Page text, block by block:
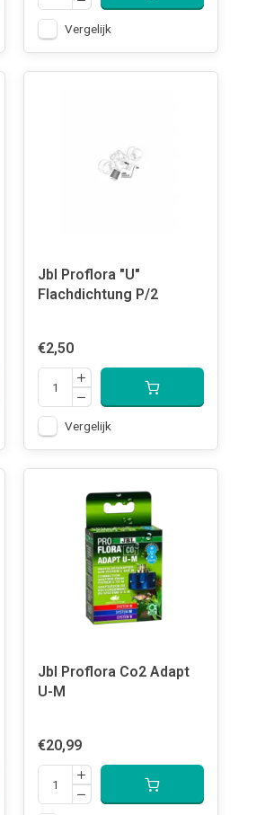
Vergelijk
Jbl Proflora "U"
Flachdichtung P/2
€2,50
Vergelijk
Jbl Proflora Co2 Adapt
U-M
€20,99